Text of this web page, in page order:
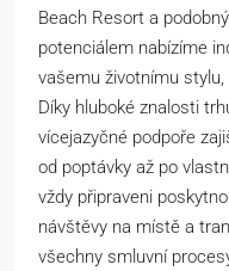
Beach Resort a
potenciálem nabízíme
vašemu životnímu
Díky hluboké znalosti
vícejazyčné podpoře
od poptávky až po
vždy připraveni
návštěvy na místě a
všechny smluvní